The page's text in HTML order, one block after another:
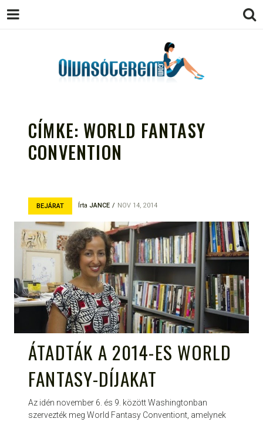
EGÉSZSÉGES OLVASÁS
TÁMOGATÓJA
CÍMKE: WORLD FANTASY
CONVENTION
BEJÁRAT Írta JANCE NOV 14, 2014
ÁTADTÁK A 2014-ES WORLD
FANTASY-DÍJAKAT
Az idén november 6. és 9. között Washingtonban
szervezték meg World Fantasy Conventiont, amelynek